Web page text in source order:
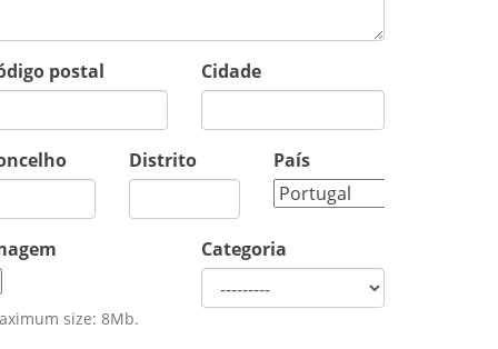
postal Cidade
Distrito País
size: 8Mb.
Categoria